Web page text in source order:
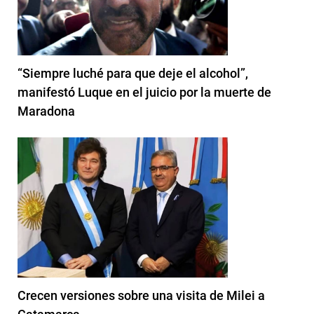
“Siempre luché para que deje el alcohol”,
manifestó Luque en el juicio por la muerte de
Maradona
Crecen versiones sobre una visita de Milei a